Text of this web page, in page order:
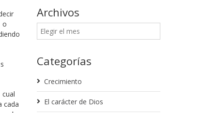
o
cada
Archivos
Categorías
Crecimiento
El carácter de Dios